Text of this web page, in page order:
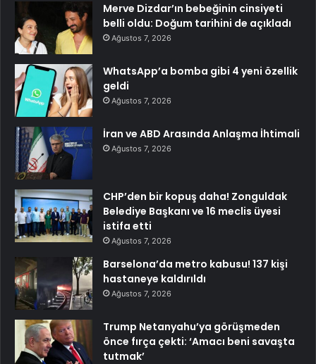
Merve Dizdar’ın bebeğinin cinsiyeti
belli oldu: Doğum tarihini de açıkladı
Ağustos 7, 2026
WhatsApp’a bomba gibi 4 yeni özellik
geldi
Ağustos 7, 2026
İran ve ABD Arasında Anlaşma İhtimali
Ağustos 7, 2026
CHP’den bir kopuş daha! Zonguldak
Belediye Başkanı ve 16 meclis üyesi
istifa etti
Ağustos 7, 2026
Barselona’da metro kabusu! 137 kişi
hastaneye kaldırıldı
Ağustos 7, 2026
Trump Netanyahu’ya görüşmeden
önce fırça çekti: ‘Amacı beni savaşta
tutmak’